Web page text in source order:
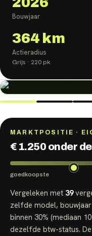
Bouwjaar
364 km
Actieradius
Grijs · 220 pk
MARKTPOSITIE ·
€ 1.250 onder
goedkoopste
Vergeleken met 39
zelfde model,
binnen 30% (mediaan
dezelfde btw-status.